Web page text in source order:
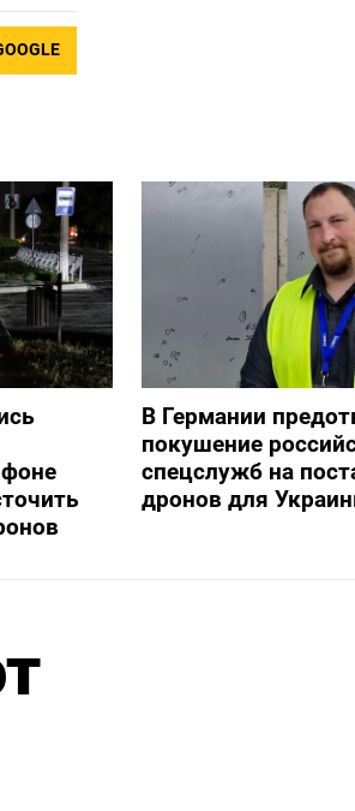
В Германии
покушение
спецслужб на
дронов для